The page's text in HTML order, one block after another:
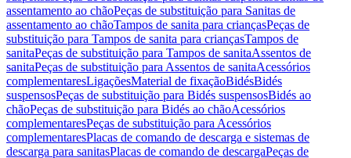
assentamento ao chãoPeças de substituição para Sanitas de
assentamento ao chãoTampos de sanita para criançasPeças de
substituição para Tampos de sanita para criançasTampos de
sanitaPeças de substituição para Tampos de sanitaAssentos de
sanitaPeças de substituição para Assentos de sanitaAcessórios
complementaresLigaçõesMaterial de fixaçãoBidésBidés
suspensosPeças de substituição para Bidés suspensosBidés ao
chãoPeças de substituição para Bidés ao chãoAcessórios
complementaresPeças de substituição para Acessórios
complementaresPlacas de comando de descarga e sistemas de
descarga para sanitasPlacas de comando de descargaPeças de